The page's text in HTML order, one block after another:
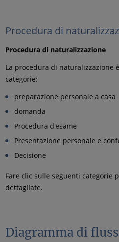
Procedura di
Procedura di naturalizzazione
La procedura di naturalizzazione
categorie:
preparazione personale a casa
domanda
Procedura d'esame
Presentazione personale e
Decisione
Fare clic sulle seguenti categorie
dettagliate.
Diagramma di